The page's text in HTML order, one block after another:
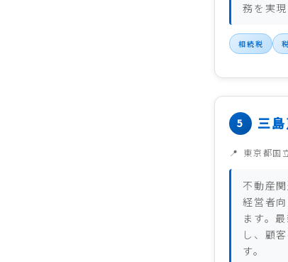
務を実現
相続税
三
東京都国
不動産
経営者
ます。
し、顧
す。